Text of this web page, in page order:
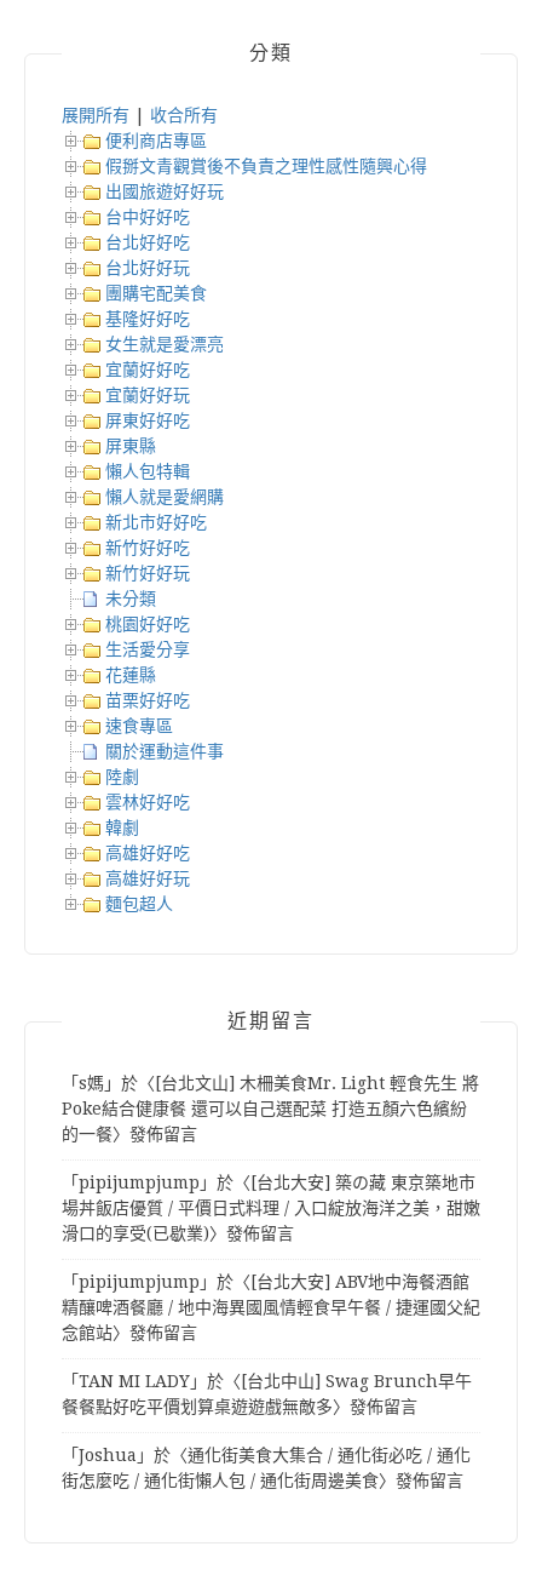
分類
展開所有
收合所有
便利商店專區
假掰文青觀賞後不負責之理性感性隨興心得
出國旅遊好好玩
台中好好吃
台北好好吃
台北好好玩
團購宅配美食
基隆好好吃
女生就是愛漂亮
宜蘭好好吃
宜蘭好好玩
屏東好好吃
屏東縣
懶人包特輯
懶人就是愛網購
新北市好好吃
新竹好好吃
新竹好好玩
未分類
桃園好好吃
生活愛分享
花蓮縣
苗栗好好吃
速食專區
關於運動這件事
陸劇
雲林好好吃
韓劇
高雄好好吃
高雄好好玩
麵包超人
近期留言
「s媽 」於〈 [台北文山] 木柵美食Mr. Light 輕食先生 將
Poke結合健康餐 還可以自己選配菜 打造五顏六色繽紛
的一餐〉發佈留言
「pipijumpjump 」於〈 [台北大安] 築の藏 東京築地市
場丼飯店優質 / 平價日式料理 / 入口綻放海洋之美，甜嫩
滑口的享受(已歇業)〉發佈留言
「pipijumpjump 」於〈 [台北大安] ABV地中海餐酒館
精釀啤酒餐廳 / 地中海異國風情輕食早午餐 / 捷運國父紀
念館站〉發佈留言
「TAN MI LADY」於〈 [台北中山] Swag Brunch早午
餐餐點好吃平價划算桌遊遊戲無敵多〉發佈留言
「Joshua 」於〈通化街美食大集合 / 通化街必吃 / 通化
街怎麼吃 / 通化街懶人包 / 通化街周邊美食〉發佈留言